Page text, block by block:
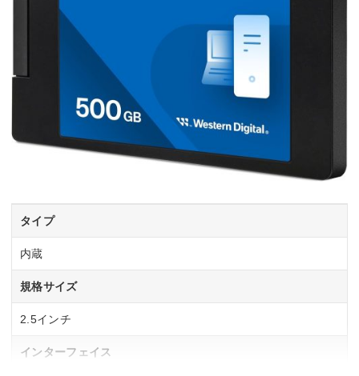
タイプ
内蔵
規格サイズ
2.5インチ
インターフェイス